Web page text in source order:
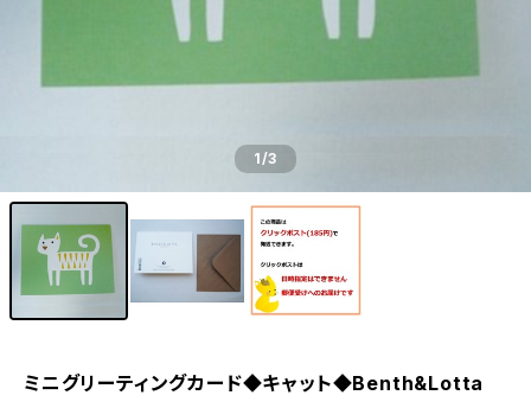
1/3
ミニグリーティングカード◆キャット◆Benth&Lotta